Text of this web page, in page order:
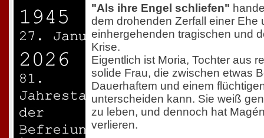
"Als ihre Engel schliefen"
dem drohenden Zerfall einer Ehe
einhergehenden tragischen und
Krise.
Eigentlich ist Moria, Tochter aus
solide Frau, die zwischen etwas
Dauerhaftem und einem
unterscheiden kann. Sie weiß
zu leben, und dennoch hat
verlieren.